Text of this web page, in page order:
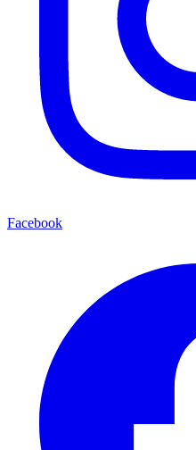
Facebook